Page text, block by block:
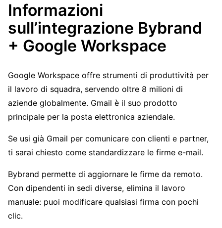
Informazioni
sull’integrazione Bybrand
+ Google Workspace
Google Workspace offre strumenti di produttività per
il lavoro di squadra, servendo oltre 8 milioni di
aziende globalmente. Gmail è il suo prodotto
principale per la posta elettronica aziendale.
Se usi già Gmail per comunicare con clienti e partner,
ti sarai chiesto come standardizzare le firme e-mail.
Bybrand permette di aggiornare le firme da remoto.
Con dipendenti in sedi diverse, elimina il lavoro
manuale: puoi modificare qualsiasi firma con pochi
clic.